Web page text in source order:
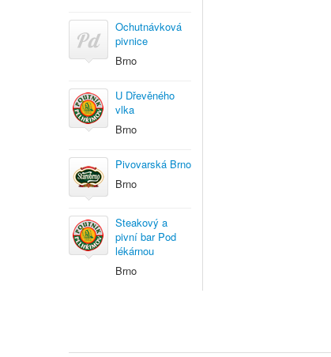
Ochutnávková
pivnice
Brno
U Dřevěného
vlka
Brno
Pivovarská Brno
Brno
Steakový a
pivní bar Pod
lékárnou
Brno